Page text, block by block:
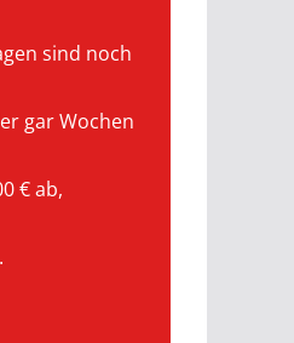
sind noch
gar Wochen
€ ab,